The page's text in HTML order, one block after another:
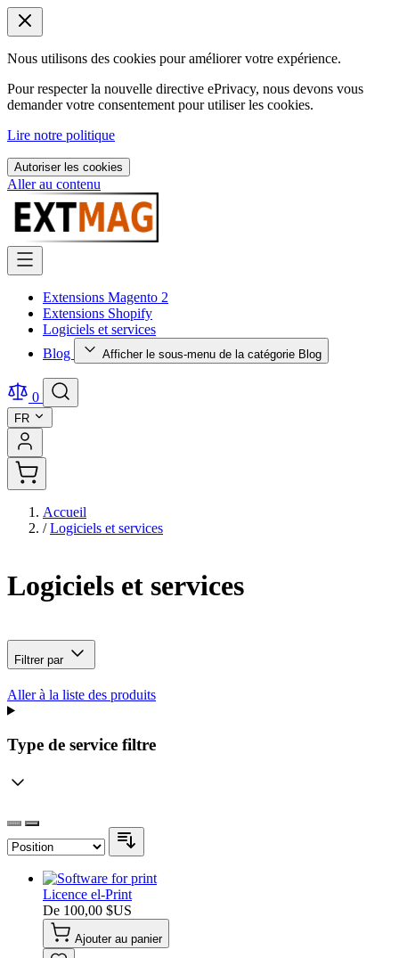
Nous utilisons des cookies pour améliorer votre expérience.
Pour respecter la nouvelle directive ePrivacy, nous devons vous
demander votre consentement pour utiliser les cookies.
Lire notre politique
Autoriser les cookies
Aller au contenu
Extensions Magento 2
Extensions Shopify
Logiciels et services
Blog
Afficher le sous-menu de la catégorie Blog
0
FR
Accueil
/ Logiciels et services
Logiciels et services
Filtrer par
Aller à la liste des produits
Type de service filtre
Licence el-Print
De 100,00 $US
Ajouter au panier